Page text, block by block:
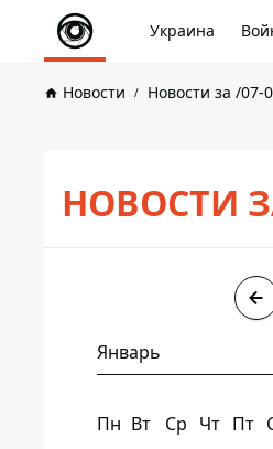
Украина
Новости Новости за /07-
НОВОСТИ
Январь
Пн Вт Ср Чт Пт